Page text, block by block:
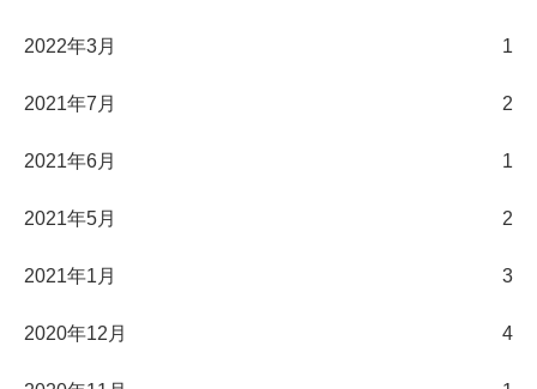
2022年3月 1
2021年7月 2
2021年6月 1
2021年5月 2
2021年1月 3
2020年12月 4